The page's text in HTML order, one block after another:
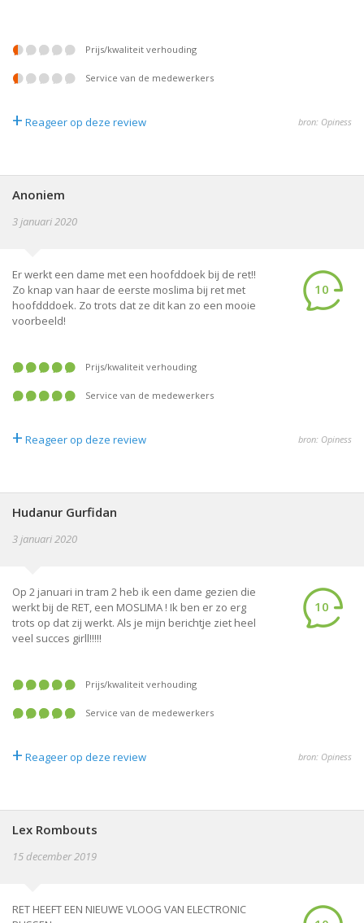
prijs/kwaliteit verhouding
service van de medewerkers
+ Reageer op deze review bron: Opiness
Anoniem
3 januari 2020
Er werkt een dame met een hoofddoek bij de ret!!
Zo knap van haar de eerste moslima bij ret met
hoofdddoek. Zo trots dat ze dit kan zo een mooie
voorbeeld!
10
prijs/kwaliteit verhouding
service van de medewerkers
+ Reageer op deze review bron: Opiness
Hudanur Gurfidan
3 januari 2020
Op 2 januari in tram 2 heb ik een dame gezien die
werkt bij de RET, een MOSLIMA ! Ik ben er zo erg
trots op dat zij werkt. Als je mijn berichtje ziet heel
veel succes girll!!!!!
10
prijs/kwaliteit verhouding
service van de medewerkers
+ Reageer op deze review bron: Opiness
Lex Rombouts
15 december 2019
RET HEEFT EEN NIEUWE VLOOG VAN ELECTRONIC